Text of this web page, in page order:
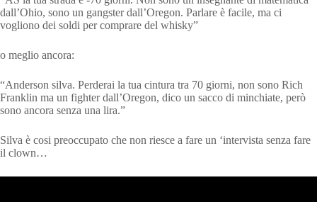
dall’Ohio, sono un gangster dall’Oregon. Parlare è facile, ma ci
vogliono dei soldi per comprare del whisky”
o meglio ancora:
“Anderson silva. Perderai la tua cintura tra 70 giorni, non sono Rich
Franklin ma un fighter dall’Oregon, dico un sacco di minchiate, però
sono ancora senza una lira.”
Silva è cosi preoccupato che non riesce a fare un ‘intervista senza fare
il clown…